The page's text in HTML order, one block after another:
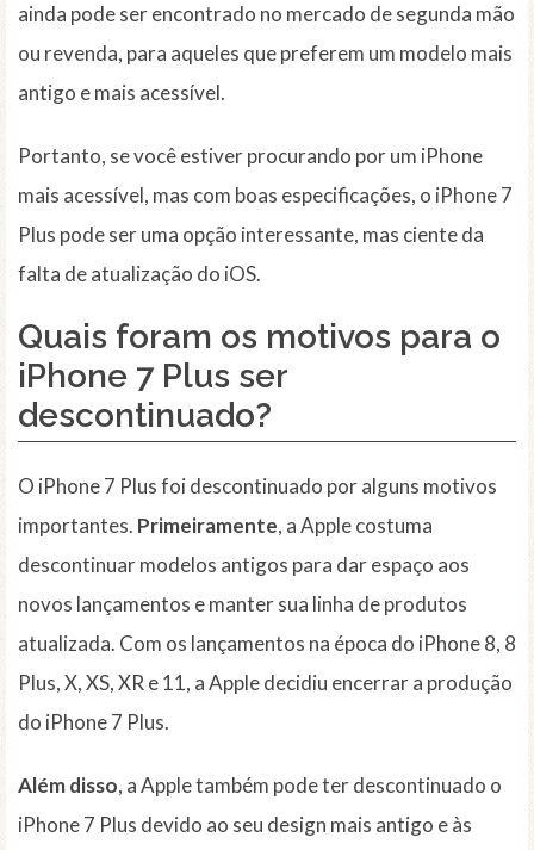
ainda pode ser encontrado no mercado de segunda mão
ou revenda, para aqueles que preferem um modelo mais
antigo e mais acessível.
Portanto, se você estiver procurando por um iPhone
mais acessível, mas com boas especificações, o iPhone 7
Plus pode ser uma opção interessante, mas ciente da
falta de atualização do iOS.
Quais foram os motivos para o
iPhone 7 Plus ser
descontinuado?
O iPhone 7 Plus foi descontinuado por alguns motivos
importantes. Primeiramente, a Apple costuma
descontinuar modelos antigos para dar espaço aos
novos lançamentos e manter sua linha de produtos
atualizada. Com os lançamentos na época do iPhone 8, 8
Plus, X, XS, XR e 11, a Apple decidiu encerrar a produção
do iPhone 7 Plus.
Além disso, a Apple também pode ter descontinuado o
iPhone 7 Plus devido ao seu design mais antigo e às